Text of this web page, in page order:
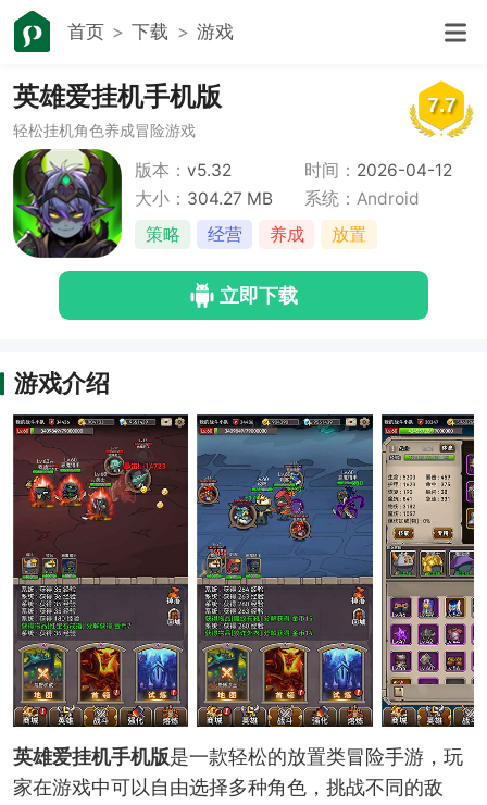
首页 下载 游戏
7.7
英雄爱挂机手机版
轻松挂机角色养成冒险游戏
版本：v5.32 时间： 2026-04-12
大小： 304.27 MB
系统：Android
策略
经营 养成 放置
立即下载
游戏介绍
英雄爱挂机手机版是一款轻松的放置类冒险手游，玩
家在游戏中可以自由选择多种角色，挑战不同的敌